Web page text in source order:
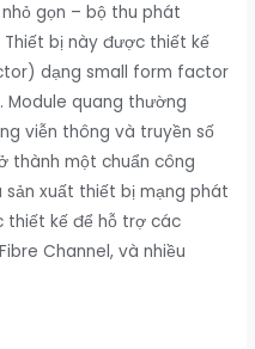
gọn – bộ thu phát
bị này được thiết kế
dạng small form factor
Module quang thường
viễn thông và truyền số
thành một chuẩn công
sản xuất thiết bị mạng phát
thiết kế để hỗ trợ các
Channel, và nhiều